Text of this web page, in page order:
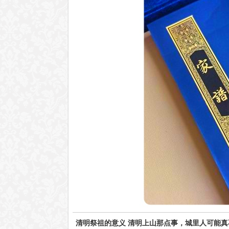
清明祭祖的意义 清明上山那点事，城里人可能